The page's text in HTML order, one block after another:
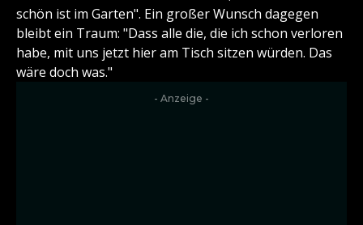
schön ist im Garten". Ein großer Wunsch dagegen
bleibt ein Traum: "Dass alle die, die ich schon verloren
habe, mit uns jetzt hier am Tisch sitzen würden. Das
wäre doch was."
- Anzeige -